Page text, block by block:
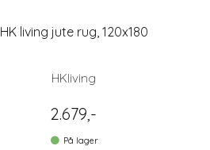
HK living jute rug, 120x180
HKliving
2.679,-
På lager